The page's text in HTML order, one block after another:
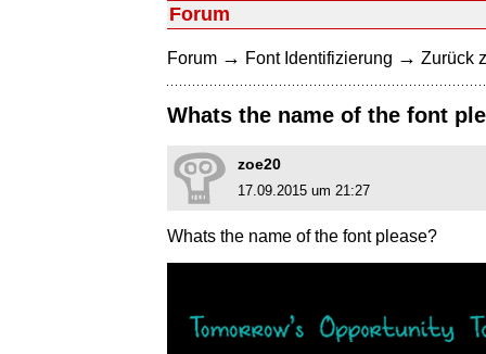
Forum
Forum → Font Identifizierung → Zurück
Whats the name of the font
zoe20
17.09.2015 um 21:27
Whats the name of the font please?